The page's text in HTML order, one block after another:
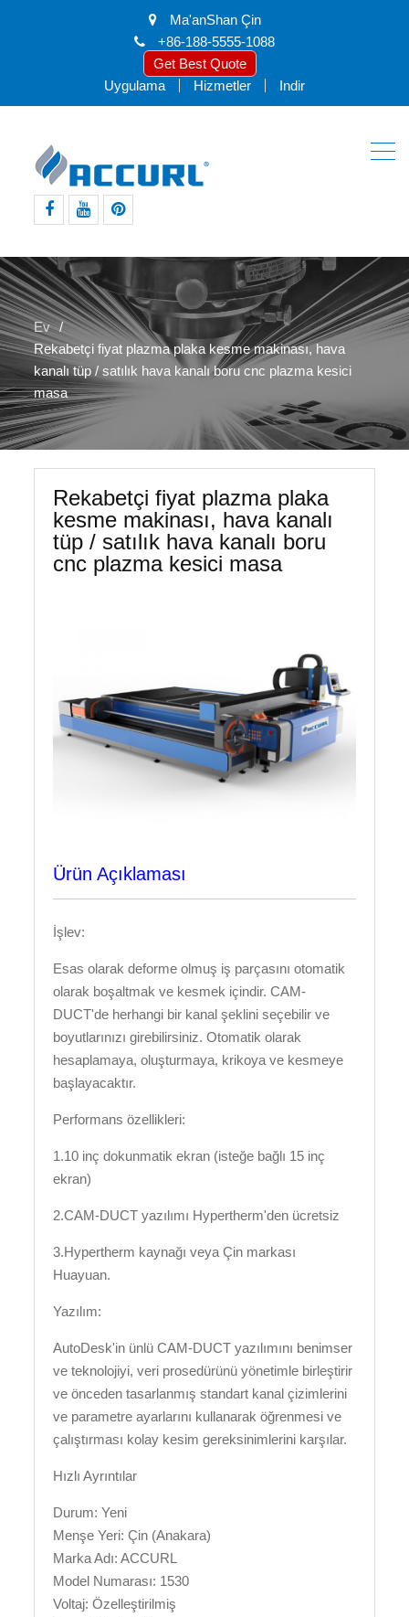
Ma'anShan Çin
+86-188-5555-1088
Get Best Quote
Uygulama
Hizmetler Indir
Ev
Rekabetçi fiyat plazma plaka kesme makinası, hava
kanalı tüp / satılık hava kanalı boru cnc plazma kesici
masa
Rekabetçi fiyat plazma plaka
kesme makinası, hava kanalı
tüp / satılık hava kanalı boru
cnc plazma kesici masa
Ürün Açıklaması
İşlev:
Esas olarak deforme olmuş iş parçasını otomatik
olarak boşaltmak ve kesmek içindir. CAM-
DUCT'de herhangi bir kanal şeklini seçebilir ve
boyutlarınızı girebilirsiniz. Otomatik olarak
hesaplamaya, oluşturmaya, krikoya ve kesmeye
başlayacaktır.
Performans özellikleri:
1.10 inç dokunmatik ekran (isteğe bağlı 15 inç
ekran)
2.CAM-DUCT yazılımı Hypertherm'den ücretsiz
3.Hypertherm kaynağı veya Çin markası
Huayuan.
Yazılım:
AutoDesk'in ünlü CAM-DUCT yazılımını benimser
ve teknolojiyi, veri prosedürünü yönetimle birleştirir
ve önceden tasarlanmış standart kanal çizimlerini
ve parametre ayarlarını kullanarak öğrenmesi ve
çalıştırması kolay kesim gereksinimlerini karşılar.
Hızlı Ayrıntılar
Durum: Yeni
Menşe Yeri: Çin (Anakara)
Marka Adı: ACCURL
Model Numarası: 1530
Voltaj: Özelleştirilmiş